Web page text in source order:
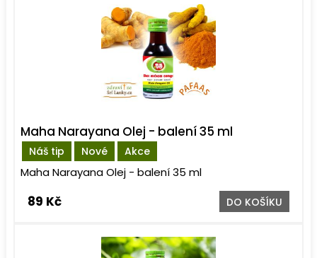
Náš tip Nové Akce
Maha Narayana Olej - balení 35 ml
Maha Narayana Olej - balení 35 ml
89 Kč DO KOŠÍKU